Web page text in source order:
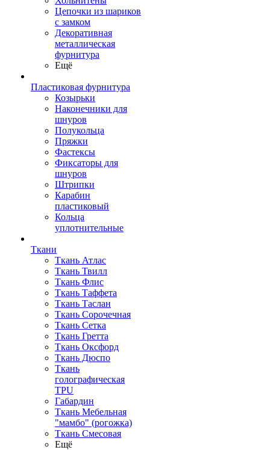
Цепочки из шариков
с замком
Декоративная
металлическая
фурнитура
Ещё
Пластиковая фурнитура
Козырьки
Наконечники для
шнуров
Полукольца
Пряжки
Фастексы
Фиксаторы для
шнуров
Штрипки
Карабин
пластиковый
Кольца
уплотнительные
Ткани
Ткань Атлас
Ткань Твилл
Ткань Флис
Ткань Таффета
Ткань Таслан
Ткань Сорочечная
Ткань Сетка
Ткань Гретта
Ткань Оксфорд
Ткань Дюспо
Ткань
голографическая
TPU
Габардин
Ткань Мебельная
"мамбо" (рогожка)
Ткань Смесовая
Ещё